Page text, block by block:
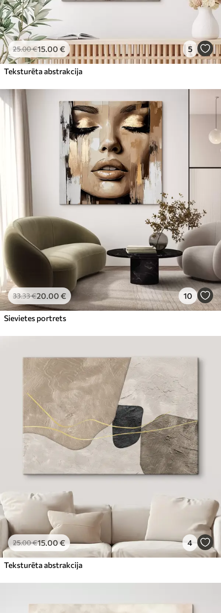
25.00€15.00 € 5
Teksturēta abstrakcija
33.33€20.00 € 10
Sievietes portrets
25.00€15.00€ 4
Teksturēta abstrakcija